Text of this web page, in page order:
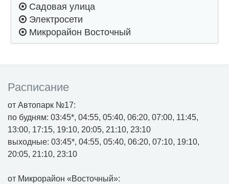
Садовая улица
Электросети
Микрорайон Восточный
Расписание
от Автопарк №17:
по будням: 03:45*, 04:55, 05:40, 06:20, 07:00, 11:45,
13:00, 17:15, 19:10, 20:05, 21:10, 23:10
выходные: 03:45*, 04:55, 05:40, 06:20, 07:10, 19:10,
20:05, 21:10, 23:10
от Микрорайон «Восточный»: